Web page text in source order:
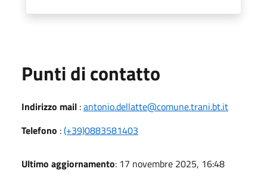
Punti di contatto
Indirizzo mail :antonio.dellatte@comune.trani.bt.it
Telefono :(+39)0883581403
Ultimo aggiornamento: 17 novembre 2025, 16:48